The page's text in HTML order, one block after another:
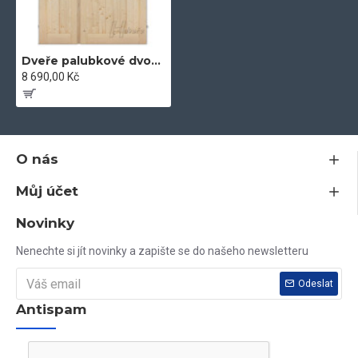
Dveře palubkové dvoukřídlé plné 125cm
8 690,00 Kč
O nás
Můj účet
Novinky
Nenechte si jít novinky a zapište se do našeho newsletteru
Odeslat
Antispam